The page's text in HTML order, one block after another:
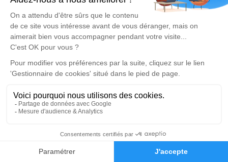
Faire-part Hommages
d'expression dédié à honorer la mémoire d’Isabelle
LEROY.
Un service de plantation d’arbre hommage est
disponible ici.
Je rends hommage
Cérémonie religieuse
Église de Rivière-sur-Tarn
12640 Rivière-sur-Tarn